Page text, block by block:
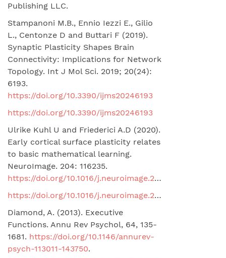
Publishing LLC.
Stampanoni M.B., Ennio Iezzi E., Gilio
L., Centonze D and Buttari F (2019).
Synaptic Plasticity Shapes Brain
Connectivity: Implications for Network
Topology. Int J Mol Sci. 2019; 20(24):
6193.
https://doi.org/10.3390/ijms20246193
https://doi.org/10.3390/ijms20246193
Ulrike Kuhl U and Friederici A.D (2020).
Early cortical surface plasticity relates
to basic mathematical learning.
NeuroImage. 204: 116235.
https://doi.org/10.1016/j.neuroimage.2019.116235
https://doi.org/10.1016/j.neuroimage.2019.116235
Diamond, A. (2013). Executive
Functions. Annu Rev Psychol, 64, 135-
1681. https://doi.org/10.1146/annurev-
psych-113011-143750.